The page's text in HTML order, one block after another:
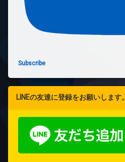
Subscribe
LINEの友達に登録をお願いします。